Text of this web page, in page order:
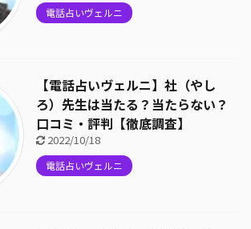
電話占いヴェルニ
【電話占いヴェルニ】社（やし
ろ）先生は当たる？当たらない？
口コミ・評判【徹底調査】
2022/10/18
電話占いヴェルニ